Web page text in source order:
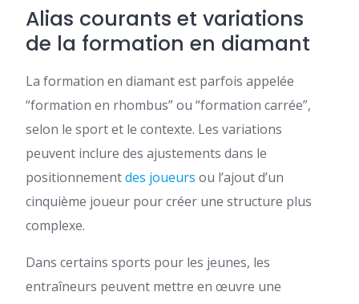
Alias courants et variations
de la formation en diamant
La formation en diamant est parfois appelée
“formation en rhombus” ou “formation carrée”,
selon le sport et le contexte. Les variations
peuvent inclure des ajustements dans le
positionnementdes joueurs ou l’ajout d’un
cinquième joueur pour créer une structure plus
complexe.
Dans certains sports pour les jeunes, les
entraîneurs peuvent mettre en œuvre une